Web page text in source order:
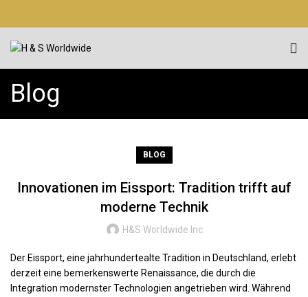
Blog
BLOG
Innovationen im Eissport: Tradition trifft auf
moderne Technik
H&S Worldwide Inc.
Der Eissport, eine jahrhundertealte Tradition in Deutschland, erlebt
derzeit eine bemerkenswerte Renaissance, die durch die
Integration modernster Technologien angetrieben wird. Während